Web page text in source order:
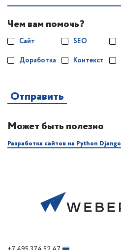
Чем вам помочь?
Сайт
Доработка
SEO
Контекст
Может быть полезно
Разработка сайтов на Python Django